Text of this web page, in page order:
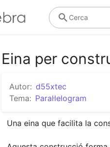
Cerca
Eina per
Autor: d55xtec
Tema: Paral·lelogram
Una eina que facilita la